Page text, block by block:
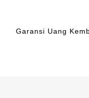
Garansi Uang